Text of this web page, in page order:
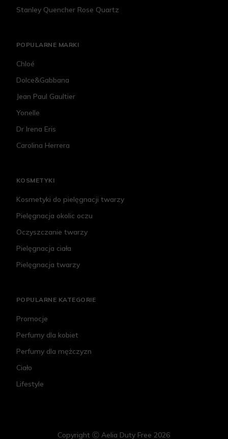
Stanley Quencher Rose Quartz
POPULARNE MARKI
Chloé
Dolce&Gabbana
Jean Paul Gaultier
Yonelle
Dr Irena Eris
Carolina Herrera
KOSMETYKI
Kosmetyki do pielęgnacji twarzy
Pielęgnacja okolic oczu
Oczyszczanie twarzy
Pielęgnacja ciała
Pielęgnacja twarzy
POPULARNE KATEGORIE
Promocje
Perfumy dla kobiet
Perfumy dla mężczyzn
Ciało
Lifestyle
Copyright Ⓒ Aelia Duty Free 2026